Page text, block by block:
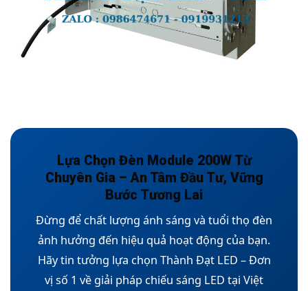
Lựa Chọn Đèn Module 200W Từ
Chuyên Gia – An Tâm Đầu Tư, Vững
Bước Tương Lai
Đừng để chất lượng ánh sáng và tuổi thọ đèn
ảnh hưởng đến hiệu quả hoạt động của bạn.
Hãy tin tưởng lựa chọn Thành Đạt LED – Đơn
vị số 1 về giải pháp chiếu sáng LED tại Việt